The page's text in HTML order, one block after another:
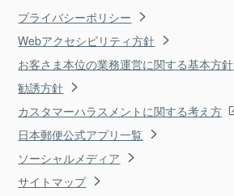
プライバシーポリシー
Webアクセシビリティ方針
お客さま本位の業務運営に関する基本方針
勧誘方針
カスタマーハラスメントに関する考え方
日本郵便公式アプリ一覧
ソーシャルメディア
サイトマップ